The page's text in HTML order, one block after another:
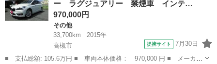
ｈ スマートキ...ー ラグジュアリー 禁煙車 インテ…
970,000円
その他
33,700km
2015年
高槻市
提携サイト 7月30日
■ 支払総額: 105.6万円 ■ 車両本体価格： 970,000 円 ■ メーカー